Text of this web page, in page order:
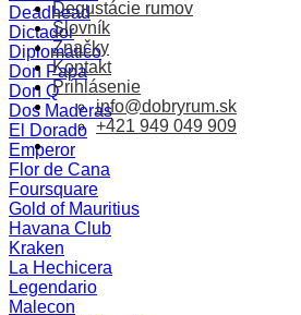
Deadhead
Dictador
Diplomatico
Don Papa
Don Q
Dos Maderas
El Dorado
Emperor
Flor de Cana
Foursquare
Gold of Mauritius
Havana Club
Kraken
La Hechicera
Legendario
Malecon
Degustácie rumov
Slovník
Značky
Kontakt
Prihlásenie
info@dobryrum.sk
+421 949 049 909